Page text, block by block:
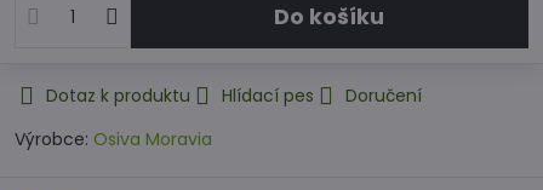
Do košíku
Dotaz k produktu Hlídací pes
Doručení
Výrobce: Osiva Moravia